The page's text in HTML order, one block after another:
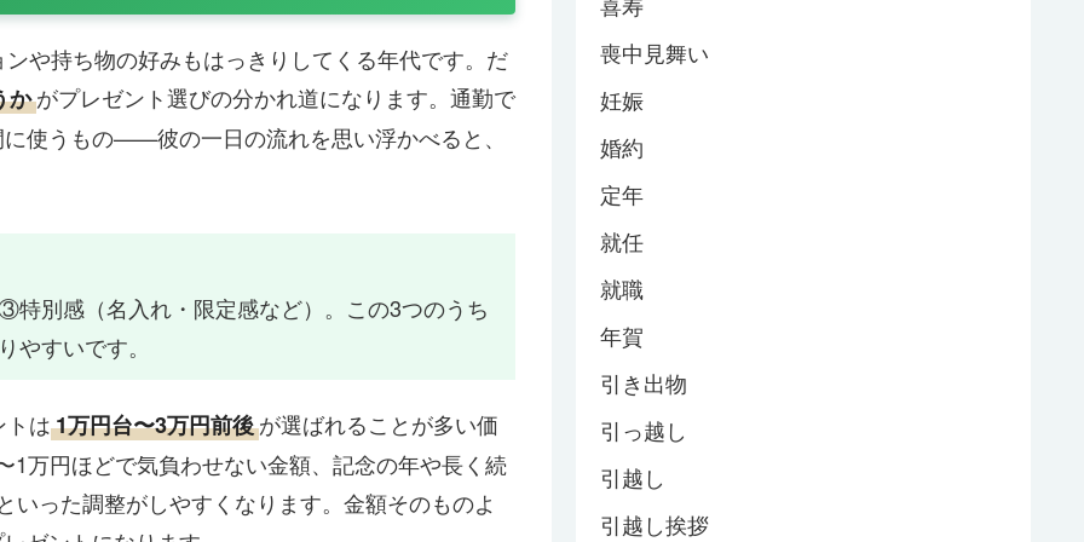
や持ち物の好みもはっきりしてくる年代です。だ
かがプレゼント選びの分かれ道になります。通勤で
使うもの——彼の一日の流れを思い浮かべると、
別感（名入れ・限定感など）。この3つのうち
すいです。
は1万円台〜3万円前後が選ばれることが多い価
万円ほどで気負わせない金額、記念の年や長く続
った調整がしやすくなります。金額そのものよ
喪中見舞い
妊娠
婚約
定年
就任
就職
年賀
引き出物
引っ越し
引越し
引越し挨拶